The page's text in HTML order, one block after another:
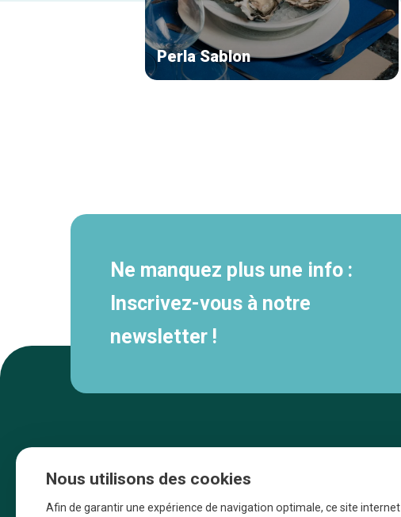
Perla Sablon
Ne manquez plus une info :
Inscrivez-vous à notre
newsletter !
Nous utilisons des cookies
Afin de garantir une expérience de navigation optimale, ce site internet